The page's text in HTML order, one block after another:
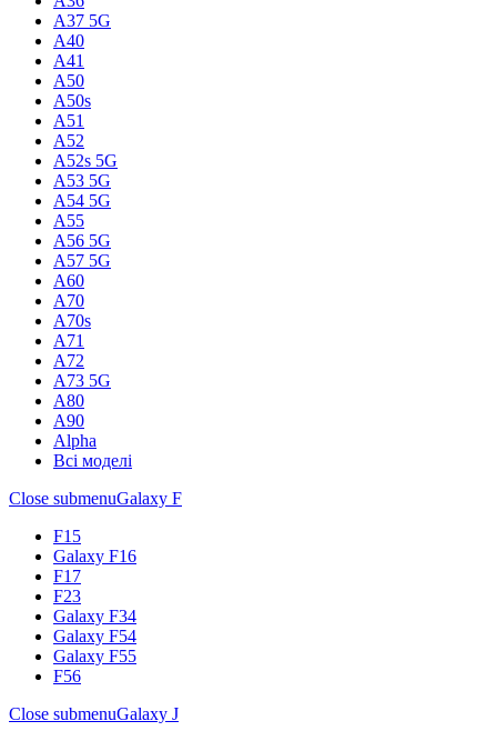
A37 5G
A40
A41
A50
A50s
A51
A52
A52s 5G
A53 5G
A54 5G
A55
A56 5G
A57 5G
A60
A70
A70s
A71
A72
A73 5G
A80
A90
Alpha
Всі моделі
Close submenuGalaxy F
F15
Galaxy F16
F17
F23
Galaxy F34
Galaxy F54
Galaxy F55
F56
Close submenuGalaxy J